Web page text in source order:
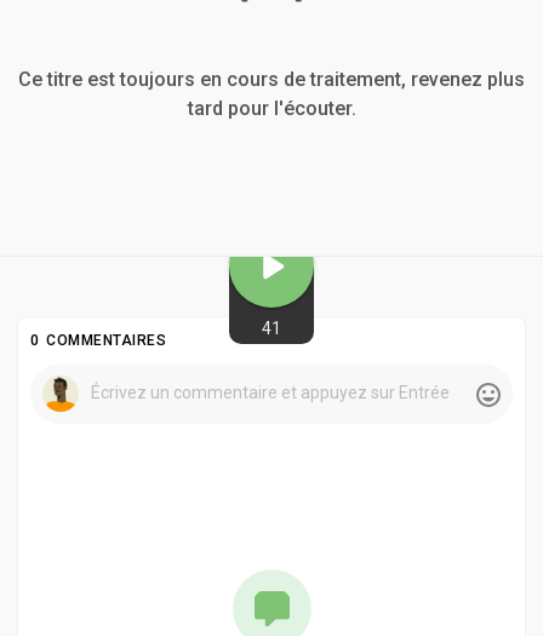
Ce titre est toujours en cours de traitement, revenez plus
tard pour l'écouter.
41
0 COMMENTAIRES